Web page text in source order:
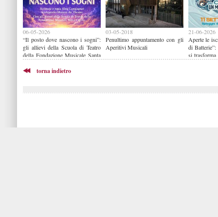
06-05-2026
“Il posto dove nascono i sogni”:
gli allievi della Scuola di Teatro
della Fondazione Musicale Santa
03-05-2018
Penultimo appuntamento con gli
Aperitivi Musicali
21-06-2026
Aperte le
di
si
torna indietro